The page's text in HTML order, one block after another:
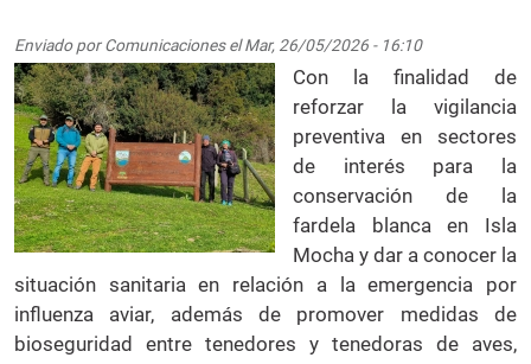
Enviado porComunicacioneselMar, 26/05/2026 - 16:10
Con la finalidad de
reforzar la vigilancia
preventiva en sectores
de interés para la
conservación de la
fardela blanca en Isla
Mocha y dar a conocer la
situación sanitaria en relación a la emergencia por
influenza aviar, además de promover medidas de
bioseguridad entre tenedores y tenedoras de aves,